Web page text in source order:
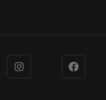
Instagram Facebook